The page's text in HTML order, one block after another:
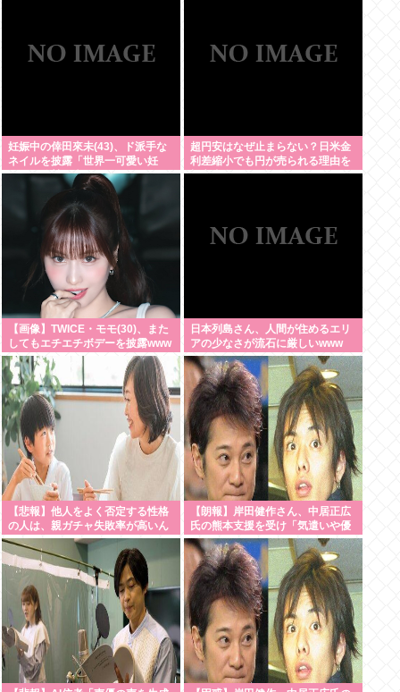
妊娠中の倖田來未(43)、ド派手な
ネイルを披露「世界一可愛い妊
婦」と称賛の声
超円安はなぜ止まらない？日米金
利差縮小でも円が売られる理由を
初心者向けに解説
【画像】TWICE・モモ(30)、また
してもエチエチボデーを披露www
日本列島さん、人間が住めるエリ
アの少なさが流石に厳しいwww
【悲報】他人をよく否定する性格
の人は、親ガチャ失敗率が高いん
だって・・・・・・・・・
【朗報】岸田健作さん、中居正広
氏の熊本支援を受け「気遣いや優
しさがハンパじゃな
い」・・・・・・・・・